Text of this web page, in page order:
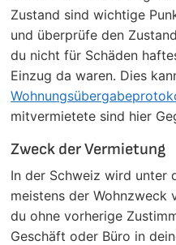
Zustand sind wichtige
und überprüfe den
du nicht für Schäden
Einzug da waren. Dies
mitvermietete sind hier
Zweck der Vermietung
In der Schweiz wird unter
meistens der Wohnzweck
du ohne vorherige
Geschäft oder Büro in